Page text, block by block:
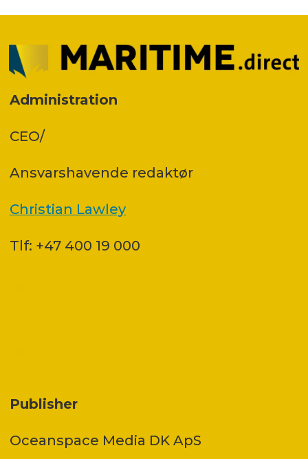
Administration
CEO/
Ansvars­havende redaktør
Christian Lawley
Tlf: +47 400 19 000
Publisher
Oceanspace Media DK ApS